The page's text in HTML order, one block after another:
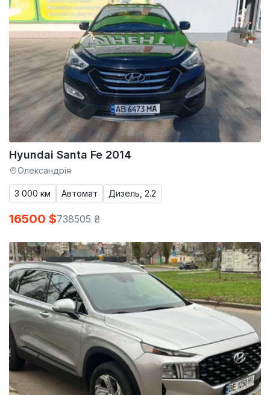
Hyundai Santa Fe 2014
Олександрія
3 000 км Автомат Дизель, 2.2
16500 $738505 ₴